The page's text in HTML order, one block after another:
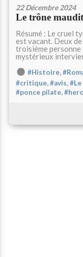
22 Décembre 2024
Le trône
Résumé : Le cruel
est vacant. Deux
troisième
mystérieux
#Histoire,
#critique,#avis,
#ponce pilate,